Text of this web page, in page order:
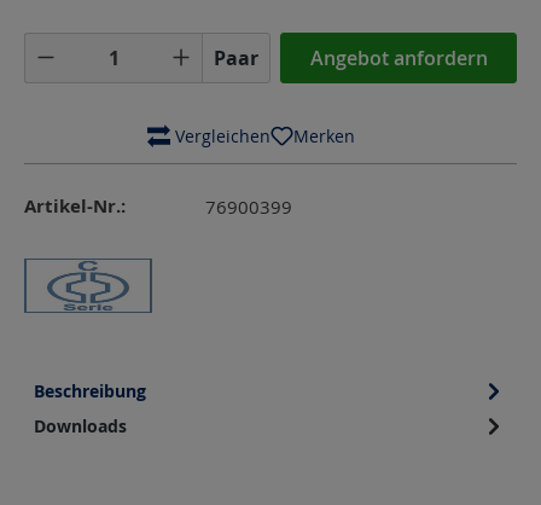
Produkt Anzahl: Gib den gewünschten
Paar Angebot anfordern
Vergleichen Merken
Artikel-Nr.: 76900399
Beschreibung
Downloads